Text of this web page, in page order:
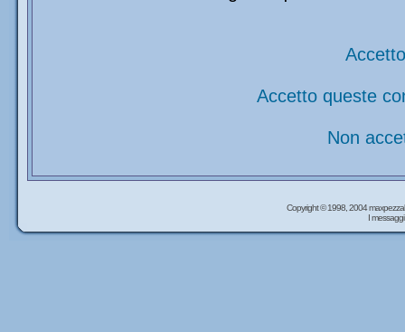
Accetto queste
Non
Copyright © 1998, 2004
I